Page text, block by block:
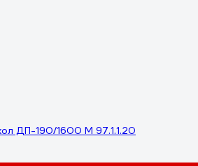
ДП-190/1600 М 97.1.1.20